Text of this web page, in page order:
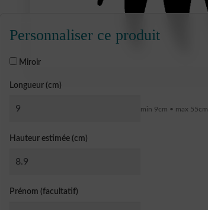
Personnaliser ce produit
Miroir
Longueur (cm)
min 9cm • max 55cm
Hauteur estimée (cm)
Prénom (facultatif)